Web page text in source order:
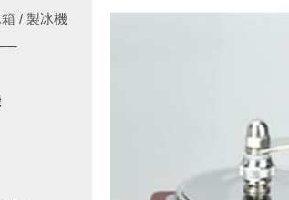
/ 製冰機